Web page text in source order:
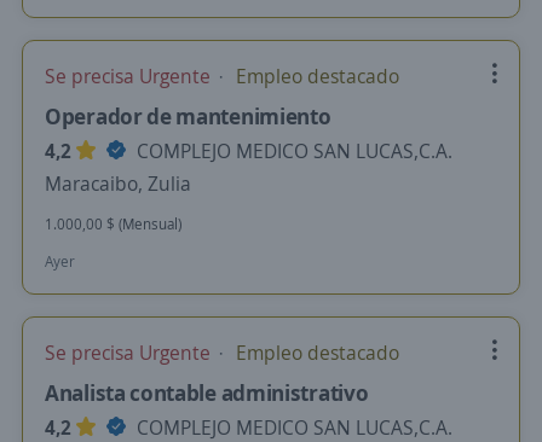
Se precisa Urgente Empleo destacado
Operador de mantenimiento
4,2
COMPLEJO MEDICO SAN LUCAS,C.A.
Maracaibo, Zulia
1.000,00 $ (Mensual)
Ayer
Se precisa Urgente Empleo destacado
Analista contable administrativo
4,2
COMPLEJO MEDICO SAN LUCAS,C.A.